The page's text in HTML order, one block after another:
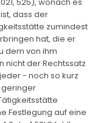
dass der
zumindest
hat, die er
dem von ihm
nicht der Rechtssatz
- noch so kurz
geringer
Festlegung auf eine